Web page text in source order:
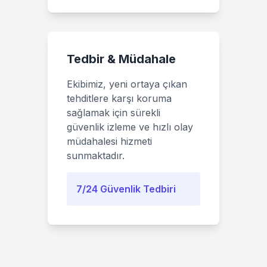
Tedbir & Müdahale
Ekibimiz, yeni ortaya çıkan
tehditlere karşı koruma
sağlamak için sürekli
güvenlik izleme ve hızlı olay
müdahalesi hizmeti
sunmaktadır.
7/24 Güvenlik Tedbiri